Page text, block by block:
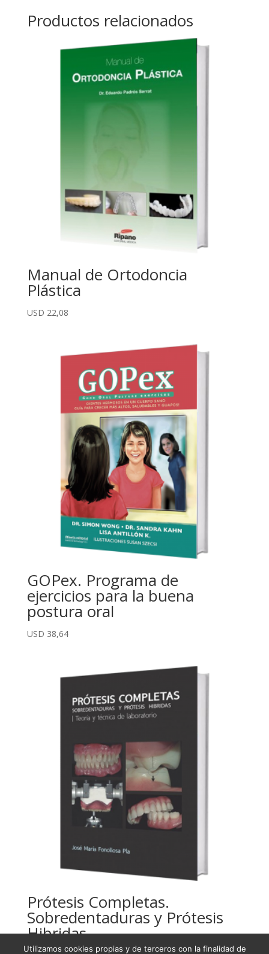
Productos relacionados
Manual de Ortodoncia
Plástica
USD 22,08
GOPex. Programa de
ejercicios para la buena
postura oral
USD 38,64
Prótesis Completas.
Sobredentaduras y Prótesis
Hibridas
Utilizamos cookies propias y de terceros con la finalidad de